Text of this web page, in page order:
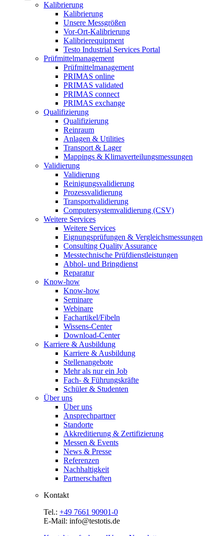
Kalibrierung
Kalibrierung
Unsere Messgrößen
Vor-Ort-Kalibrierung
Kalibrierequipment
Testo Industrial Services Portal
Prüfmittelmanagement
Prüfmittelmanagement
PRIMAS online
PRIMAS validated
PRIMAS connect
PRIMAS exchange
Qualifizierung
Qualifizierung
Reinraum
Anlagen & Utilities
Transport & Lager
Mappings & Klimaverteilungsmessungen
Validierung
Validierung
Reinigungsvalidierung
Prozessvalidierung
Transportvalidierung
Computersystemvalidierung (CSV)
Weitere Services
Weitere Services
Eignungsprüfungen & Vergleichsmessungen
Consulting Quality Assurance
Messtechnische Prüfdienstleistungen
Abhol- und Bringdienst
Reparatur
Know-how
Know-how
Seminare
Webinare
Fachartikel/Fibeln
Wissens-Center
Download-Center
Karriere & Ausbildung
Karriere & Ausbildung
Stellenangebote
Mehr als nur ein Job
Fach- & Führungskräfte
Schüler & Studenten
Über uns
Über uns
Ansprechpartner
Standorte
Akkreditierung & Zertifizierung
Messen & Events
News & Presse
Referenzen
Nachhaltigkeit
Partnerschaften
Kontakt
Tel.: +49 7661 90901-0
E-Mail: info@testotis.de